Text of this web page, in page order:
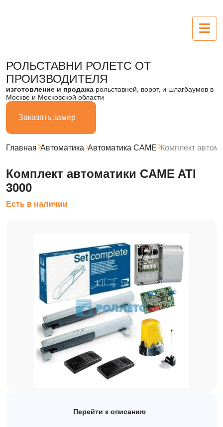
Алюминиевые
Пластиковые
Из поликарбоната
Секционные
Въездные
Автоматика
Заборы
О компании
РОЛЬСТАВНИ РОЛЕТС ОТ
ПРОИЗВОДИТЕЛЯ
изготовление и продажа рольставней, ворот, и шлагбаумов в
Москве и Московской области
Заказать замер
Главная Автоматика Автоматика CAME Комплект
Комплект автоматики CAME ATI
3000
Есть в наличии
Перейти к описанию